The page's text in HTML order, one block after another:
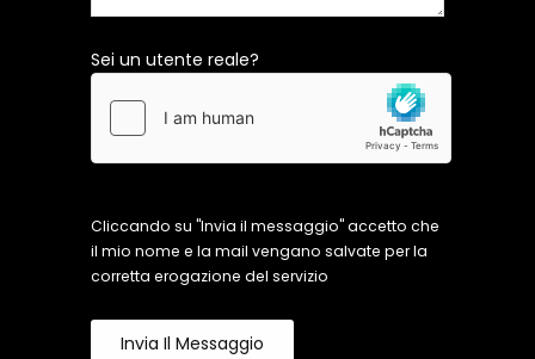
Sei un utente reale?
Cliccando su "Invia il messaggio" accetto che
il mio nome e la mail vengano salvate per la
corretta erogazione del servizio
Invia Il Messaggio